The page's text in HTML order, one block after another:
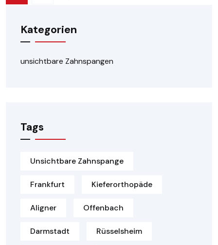
Kategorien
unsichtbare Zahnspangen
Tags
Unsichtbare Zahnspange
Frankfurt Kieferorthopäde
Aligner Offenbach
Darmstadt Rüsselsheim